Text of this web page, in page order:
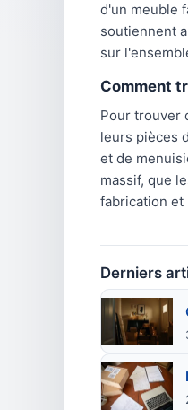
d'un meuble
soutiennent
sur
Comment
Pour trouver
leurs pièces
et de
massif, que
fabrication et
Derniers